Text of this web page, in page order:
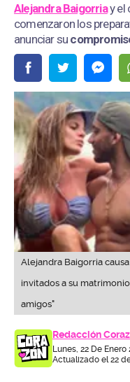
Alejandra Baigorriay el
comenzaron los
anunciar su
Alejandra Baigorria
invitados a su
amigos"
Redacción
Lunes, 22 De Enero
Actualizado el 22